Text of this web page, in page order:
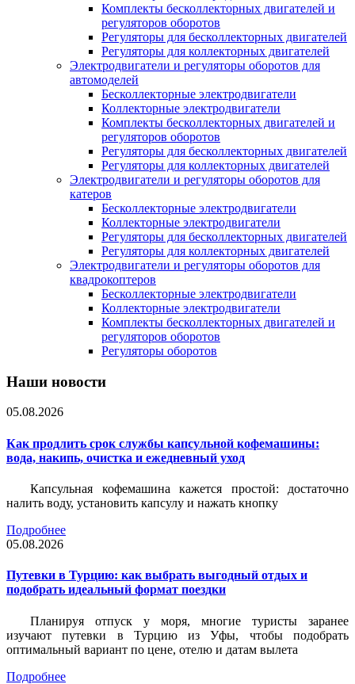
Комплекты бесколлекторных двигателей и
регуляторов оборотов
Регуляторы для бесколлекторных двигателей
Регуляторы для коллекторных двигателей
Электродвигатели и регуляторы оборотов для
автомоделей
Бесколлекторные электродвигатели
Коллекторные электродвигатели
Комплекты бесколлекторных двигателей и
регуляторов оборотов
Регуляторы для бесколлекторных двигателей
Регуляторы для коллекторных двигателей
Электродвигатели и регуляторы оборотов для
катеров
Бесколлекторные электродвигатели
Коллекторные электродвигатели
Регуляторы для бесколлекторных двигателей
Регуляторы для коллекторных двигателей
Электродвигатели и регуляторы оборотов для
квадрокоптеров
Бесколлекторные электродвигатели
Коллекторные электродвигатели
Комплекты бесколлекторных двигателей и
регуляторов оборотов
Регуляторы оборотов
Наши новости
05.08.2026
Как продлить срок службы капсульной кофемашины:
вода, накипь, очистка и ежедневный уход
Капсульная кофемашина кажется простой: достаточно
налить воду, установить капсулу и нажать кнопку
Подробнее
05.08.2026
Путевки в Турцию: как выбрать выгодный отдых и
подобрать идеальный формат поездки
Планируя отпуск у моря, многие туристы заранее
изучают путевки в Турцию из Уфы, чтобы подобрать
оптимальный вариант по цене, отелю и датам вылета
Подробнее